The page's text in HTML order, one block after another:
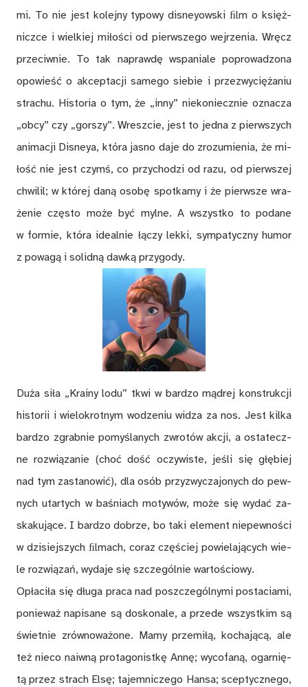
mi. To nie jest ko­lej­ny ty­po­wy di­sney­ow­ski ﬁlm o księż­
nicz­ce i wiel­kiej mi­ło­ści od pierw­sze­go wej­rze­nia. Wręcz
prze­ciw­nie. To tak na­praw­dę wspa­nia­le po­pro­wa­dzo­na
opo­wieść o ak­cep­ta­cji sa­me­go sie­bie i prze­zwy­cię­ża­niu
stra­chu. Hi­sto­ria o tym, że „in­ny” nie­ko­niecz­nie ozna­cza
„ob­cy” czy „gor­szy”. Wresz­cie, jest to jed­na z pierw­szych
ani­ma­cji Di­sneya, któ­ra ja­sno daje do zro­zu­mie­nia, że mi­
łość nie jest czymś, co przy­cho­dzi od razu, od pierw­szej
chwi­lil; w któ­rej da­ną oso­bę spo­tka­my i że pierw­sze wra­
że­nie czę­sto mo­że być myl­ne. A wszyst­ko to po­da­ne
w for­mie, któ­ra ide­al­nie łą­czy lek­ki, sym­pa­tycz­ny hu­mor
z po­wa­gą i so­lid­ną daw­ką przy­go­dy.
Du­ża si­ła „Kra­iny lodu” tkwi w bar­dzo mą­drej kon­struk­cji
hi­sto­rii i wie­lo­krot­nym wo­dze­niu wi­dza za nos. Jest kil­ka
bar­dzo zgrab­nie po­my­śla­nych zwro­tów ak­cji, a osta­tecz­
ne roz­wią­za­nie (choć dość oczy­wi­ste, je­śli się głę­biej
nad tym za­sta­no­wić), dla osób przy­zwy­cza­jo­nych do pew­
nych utar­tych w ba­śniach mo­ty­wów, mo­że się wy­dać za­
ska­ku­ją­ce. I bar­dzo do­brze, bo taki ele­ment nie­pew­no­ści
w dzi­siej­szych ﬁl­mach, co­raz czę­ściej po­wie­la­ją­cych wie­
le roz­wią­zań, wy­da­je się szcze­gól­nie war­to­ścio­wy.
Opła­ci­ła się dłu­ga pra­ca nad po­szcze­gól­ny­mi po­sta­cia­mi,
po­nie­waż na­pi­sa­ne są do­sko­na­le, a przede wszyst­kim są
świet­nie zrów­no­wa­żo­ne. Mamy prze­mi­łą, ko­cha­ją­cą, ale
też nie­co na­iw­ną pro­ta­go­nist­kę An­nę; wy­co­fa­ną, ogar­nię­
tą przez strach El­sę; ta­jem­ni­cze­go Han­sa; scep­tycz­ne­go,